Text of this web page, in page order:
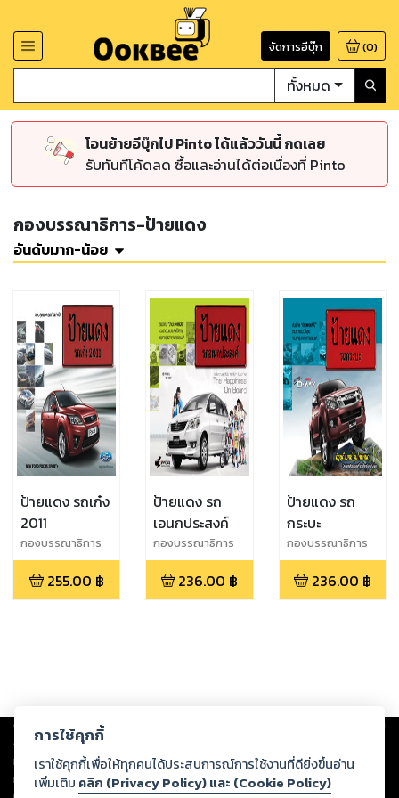
จัดการอีบุ๊ก (0)
ทั้งหมด
โอนย้ายอีบุ๊กไป Pinto ได้แล้ววันนี้ กดเลย
รับทันทีโค้ดลด ซื้อและอ่านได้ต่อเนื่องที่ Pinto
กองบรรณาธิการ-ป้ายแดง
อันดับมาก-น้อย
ป้ายแดง รถเก๋ง
2011
กองบรรณาธิการ
ป้ายแดง
255.00 ฿
ป้ายแดง รถ
เอนกประสงค์
กองบรรณาธิการ
ป้ายแดง
236.00 ฿
ป้ายแดง รถ
กระบะ
กองบรรณาธิการ
ป้ายแดง
236.00 ฿
Copyright © 2026
ต่อผลงานหรือเนื้อหาใดที่อัปโหลดผ่านเว็บไซต์และปรากฏว่าละเมิดสิทธิใน
ทรัพย์สินทางปัญญาของบุคคลอื่นหรือขัดต่อกฎหมายและศีลธรรม ดังนั้น ผู้อ่าน
ทุกท่านโปรดใช้วิจารณญาณในการกลั่นกรองด้วยตนเอง และหากท่านพบว่าส่วน
การใช้คุกกี้
เราใช้คุกกี้เพื่อให้ทุกคนได้ประสบการณ์การใช้งานที่ดียิ่งขึ้นอ่าน
เพิ่มเติม คลิก (Privacy Policy) และ (Cookie Policy)